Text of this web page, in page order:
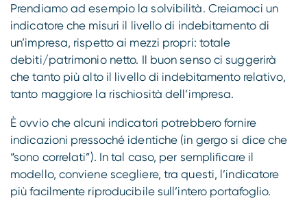
Prendiamo ad esempio la solvibilità. Creiamoci un
indicatore che misuri il livello di indebitamento di
un’impresa, rispetto ai mezzi propri: totale
debiti/patrimonio netto. Il buon senso ci suggerirà
che tanto più alto il livello di indebitamento relativo,
tanto maggiore la rischiosità dell’impresa.
È ovvio che alcuni indicatori potrebbero fornire
indicazioni pressoché identiche (in gergo si dice che
“sono correlati”). In tal caso, per semplificare il
modello, conviene scegliere, tra questi, l’indicatore
più facilmente riproducibile sull’intero portafoglio.